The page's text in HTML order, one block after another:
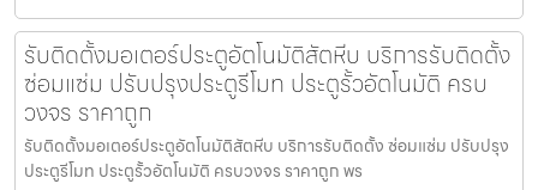
รับติดตั้งมอเตอร์ประตูอัตโนมัติสัตหีบ บริการรับติดตั้ง
ซ่อมแซ่ม ปรับปรุงประตูรีโมท ประตูรั้วอัตโนมัติ ครบ
วงจร ราคาถูก
รับติดตั้งมอเตอร์ประตูอัตโนมัติสัตหีบ บริการรับติดตั้ง ซ่อมแซ่ม ปรับปรุง
ประตูรีโมท ประตูรั้วอัตโนมัติ ครบวงจร ราคาถูก พร